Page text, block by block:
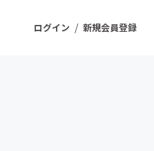
ログイン / 新規会員登録